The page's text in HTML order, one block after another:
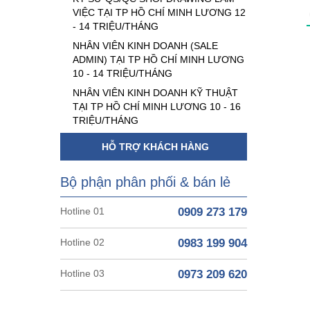
VIỆC TẠI TP HỒ CHÍ MINH LƯƠNG 12
- 14 TRIỆU/THÁNG
NHÂN VIÊN KINH DOANH (SALE
ADMIN) TẠI TP HỒ CHÍ MINH LƯƠNG
10 - 14 TRIỆU/THÁNG
NHÂN VIÊN KINH DOANH KỸ THUẬT
TẠI TP HỒ CHÍ MINH LƯƠNG 10 - 16
TRIỆU/THÁNG
HỖ TRỢ KHÁCH HÀNG
Bộ phận phân phối & bán lẻ
Hotline 01 0909 273 179
Hotline 02 0983 199 904
Hotline 03 0973 209 620